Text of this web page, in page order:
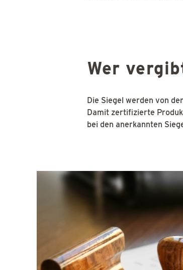
Wer
Die Siegel werden von
Damit zertifizierte
bei den anerkannten